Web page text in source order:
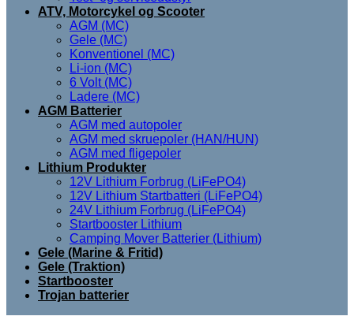
ATV, Motorcykel og Scooter
AGM (MC)
Gele (MC)
Konventionel (MC)
Li-ion (MC)
6 Volt (MC)
Ladere (MC)
AGM Batterier
AGM med autopoler
AGM med skruepoler (HAN/HUN)
AGM med fligepoler
Lithium Produkter
12V Lithium Forbrug (LiFePO4)
12V Lithium Startbatteri (LiFePO4)
24V Lithium Forbrug (LiFePO4)
Startbooster Lithium
Camping Mover Batterier (Lithium)
Gele (Marine & Fritid)
Gele (Traktion)
Startbooster
Trojan batterier